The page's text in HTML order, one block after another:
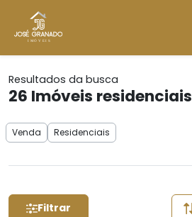
Resultados da busca
26 Imóveis residenciais
Venda Residenciais
Filtrar